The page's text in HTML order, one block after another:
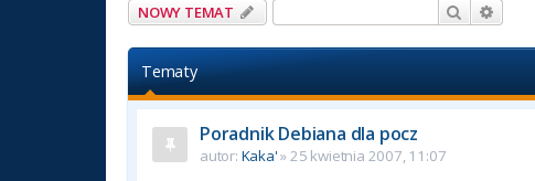
NOWY TEMAT Szukaj
Tematy
Poradnik Debiana dla pocz
autor: Kaka'» 25 kwietnia 2007, 11:07